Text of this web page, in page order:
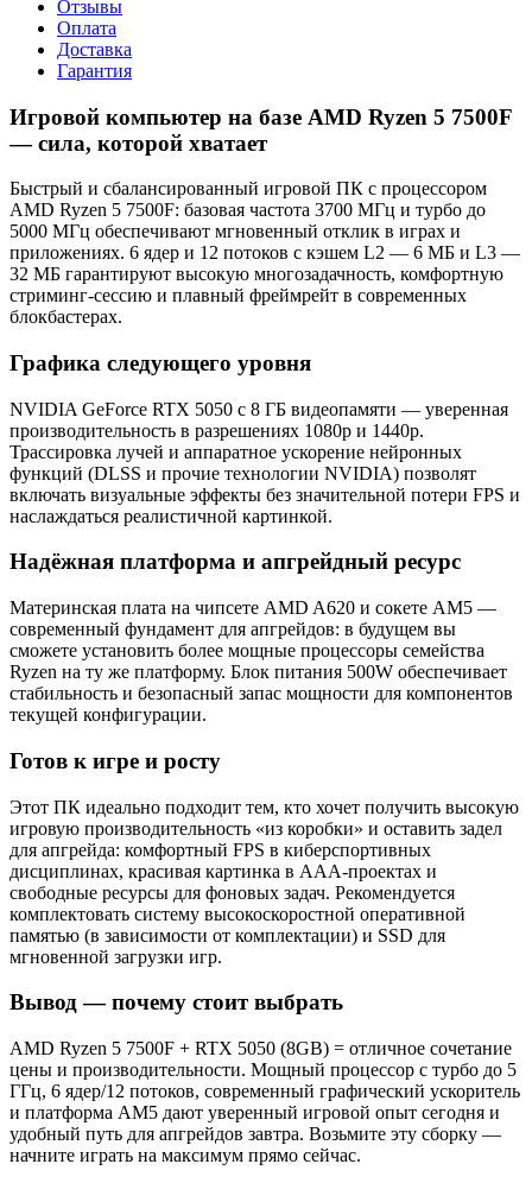
Отзывы
Оплата
Доставка
Гарантия
Игровой компьютер на базе AMD Ryzen 5 7500F
— сила, которой хватает
Быстрый и сбалансированный игровой ПК с процессором
AMD Ryzen 5 7500F: базовая частота 3700 МГц и турбо до
5000 МГц обеспечивают мгновенный отклик в играх и
приложениях. 6 ядер и 12 потоков с кэшем L2 — 6 МБ и L3 —
32 МБ гарантируют высокую многозадачность, комфортную
стриминг-сессию и плавный фреймрейт в современных
блокбастерах.
Графика следующего уровня
NVIDIA GeForce RTX 5050 с 8 ГБ видеопамяти — уверенная
производительность в разрешениях 1080p и 1440p.
Трассировка лучей и аппаратное ускорение нейронных
функций (DLSS и прочие технологии NVIDIA) позволят
включать визуальные эффекты без значительной потери FPS и
наслаждаться реалистичной картинкой.
Надёжная платформа и апгрейдный ресурс
Материнская плата на чипсете AMD A620 и сокете AM5 —
современный фундамент для апгрейдов: в будущем вы
сможете установить более мощные процессоры семейства
Ryzen на ту же платформу. Блок питания 500W обеспечивает
стабильность и безопасный запас мощности для компонентов
текущей конфигурации.
Готов к игре и росту
Этот ПК идеально подходит тем, кто хочет получить высокую
игровую производительность «из коробки» и оставить задел
для апгрейда: комфортный FPS в киберспортивных
дисциплинах, красивая картинка в AAA-проектах и
свободные ресурсы для фоновых задач. Рекомендуется
комплектовать систему высокоскоростной оперативной
памятью (в зависимости от комплектации) и SSD для
мгновенной загрузки игр.
Вывод — почему стоит выбрать
AMD Ryzen 5 7500F + RTX 5050 (8GB) = отличное сочетание
цены и производительности. Мощный процессор с турбо до 5
ГГц, 6 ядер/12 потоков, современный графический ускоритель
и платформа AM5 дают уверенный игровой опыт сегодня и
удобный путь для апгрейдов завтра. Возьмите эту сборку —
начните играть на максимум прямо сейчас.